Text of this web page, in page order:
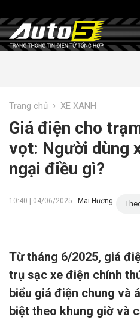
Trang chủ › XE XANH
Giá điện cho
vọt: Người dùng
ngại điều gì?
10:40 | 04/06/2025 - Mai Hương
Từ tháng 6/2025, giá
trụ sạc xe điện chính
biểu giá điện chung và
biệt theo khung giờ và